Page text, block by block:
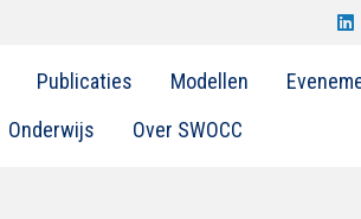
Publicaties Modellen
Onderwijs Over SWOCC